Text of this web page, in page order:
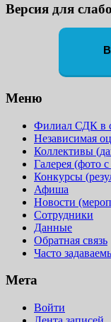
Версия для
Меню
Филиал СДК в
Независимая
Коллективы
Галерея (фото
Конкурсы
Афиша
Новости
Сотрудники
Данные
Обратная связь
Часто
Мета
Войти